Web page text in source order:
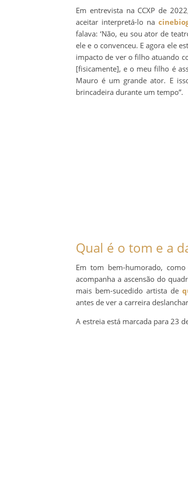
Em entrevista na CCXP de
aceitar interpretá-lo na
falava: ‘Não, eu sou ator de
ele e o convenceu. E agora ele
impacto de ver o filho atuando
[fisicamente], e o meu filho é
Mauro é um grande ator. E
brincadeira durante um tempo”.
Qual é o tom e a
Em tom bem-humorado,
acompanha a ascensão do
mais bem-sucedido artista de
antes de ver a carreira
A estreia está marcada para 23